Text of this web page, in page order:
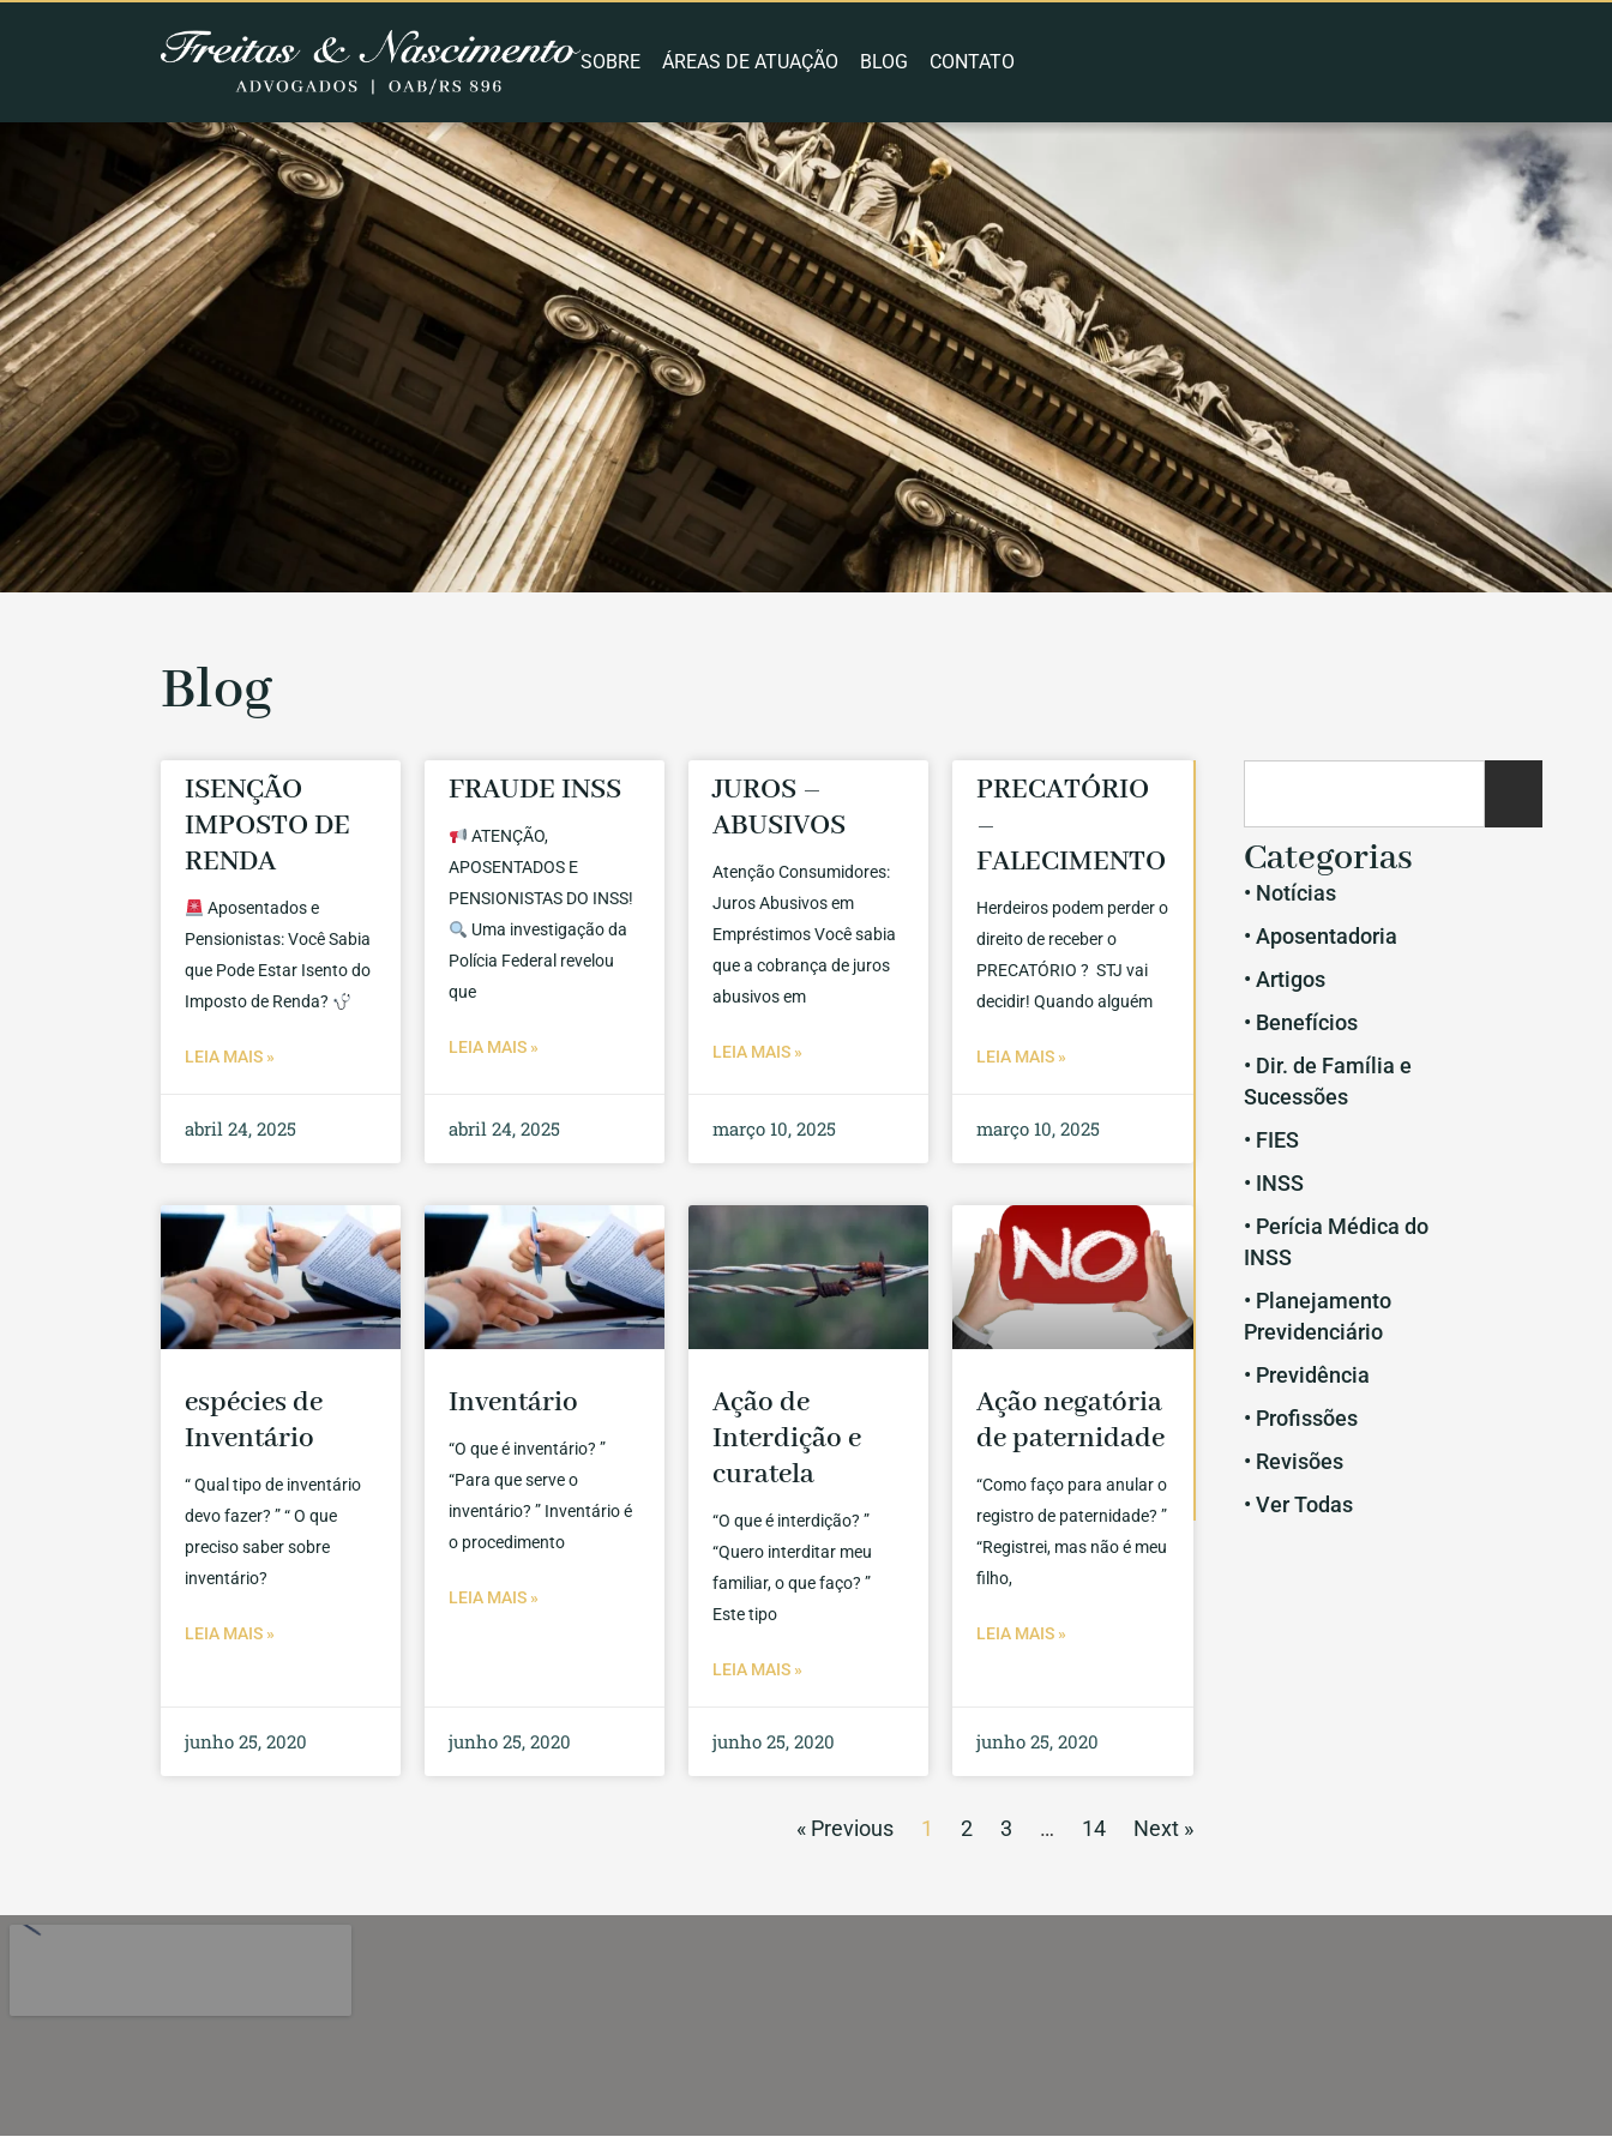
SOBRE ÁREAS DE ATUAÇÃO BLOG CONTATO
Blog
ISENÇÃO
IMPOSTO DE
RENDA
Aposentados e
Pensionistas: Você Sabia
que Pode Estar Isento do
Imposto de Renda?
LEIA MAIS »
abril 24, 2025
FRAUDE INSS
ATENÇÃO,
APOSENTADOS E
PENSIONISTAS DO INSS!
Uma investigação da
Polícia Federal revelou
que
LEIA MAIS »
abril 24, 2025
JUROS –
ABUSIVOS
Atenção Consumidores:
Juros Abusivos em
Empréstimos Você sabia
que a cobrança de juros
abusivos em
LEIA MAIS »
março 10, 2025
PRECATÓRIO
–
FALECIMENTO
Herdeiros podem perder o
direito de receber o
PRECATÓRIO ? STJ vai
decidir! Quando alguém
LEIA MAIS »
março 10, 2025
espécies de
Inventário
“ Qual tipo de inventário
devo fazer? ” “ O que
preciso saber sobre
inventário?
LEIA MAIS »
junho 25, 2020
Inventário
“O que é inventário? ”
“Para que serve o
inventário? ” Inventário é
o procedimento
LEIA MAIS »
junho 25, 2020
Ação de
Interdição e
curatela
“O que é interdição? ”
“Quero interditar meu
familiar, o que faço? ”
Este tipo
LEIA MAIS »
junho 25, 2020
Ação negatória
de paternidade
“Como faço para anular o
registro de paternidade? ”
“Registrei, mas não é meu
filho,
LEIA MAIS »
junho 25, 2020
« Previous 1 2 3 … 14 Next »
Categorias
• Notícias
• Aposentadoria
• Artigos
• Benefícios
• Dir. de Família e
Sucessões
• FIES
• INSS
• Perícia Médica do
INSS
• Planejamento
Previdenciário
• Previdência
• Profissões
• Revisões
• Ver Todas